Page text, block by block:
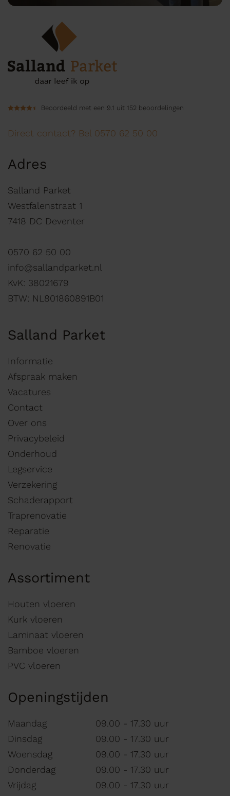
Beoordeeld met een 9.1 uit 152 beoordelingen
Direct contact? Bel 0570 62 50 00
Adres
Salland Parket
Westfalenstraat 1
7418 DC Deventer
0570 62 50 00
info@sallandparket.nl
KvK: 38021679
BTW: NL801860891B01
Salland Parket
Informatie
Afspraak maken
Vacatures
Contact
Over ons
Privacybeleid
Onderhoud
Legservice
Verzekering
Schaderapport
Traprenovatie
Reparatie
Renovatie
Assortiment
Houten vloeren
Kurk vloeren
Laminaat vloeren
Bamboe vloeren
PVC vloeren
Openingstijden
Maandag
09.00 - 17.30 uur
Dinsdag
09.00 - 17.30 uur
Woensdag
09.00 - 17.30 uur
Donderdag
09.00 - 17.30 uur
Vrijdag
09.00 - 17.30 uur